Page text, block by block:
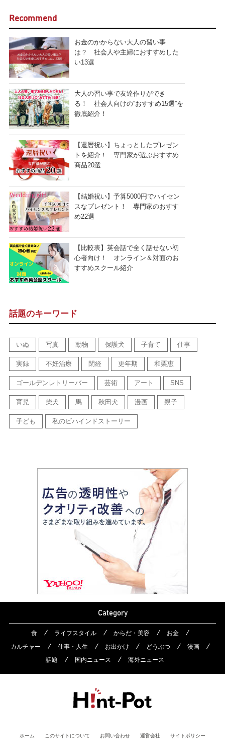
Recommend
お金のかからない大人の習い事
は？ 社会人や主婦におすすめした
い13選
大人の習い事で友達作りができ
る！ 社会人向けの“おすすめ15選”を
徹底紹介！
【還暦祝い】ちょっとしたプレゼン
トを紹介！ 専門家が選ぶおすすめ
商品20選
【結婚祝い】予算5000円でハイセン
スなプレゼント！ 専門家のおすす
め22選
【比較表】英会話で全く話せない初
心者向け！ オンライン＆対面のお
すすめスクール紹介
話題のキーワード
いぬ 写真 動物 保護犬 子育て 仕事
実録 不妊治療 閉経 更年期 和栗恵
ゴールデンレトリーバー 芸術 アート SNS
育児 柴犬 馬 秋田犬 漫画 親子
子ども 私のビハインドストーリー
Category
食 ライフスタイル からだ・美容
お金
カルチャー
仕事・人生 お出かけ どうぶつ
漫画
話題
国内ニュース 海外ニュース
ホーム このサイトについて お問い合わせ 運営会社 サイトポリシー